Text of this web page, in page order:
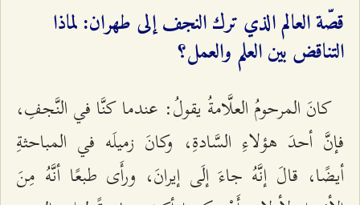
قصّة العالم الذي ترك النجف إلى طهران: لماذا
التناقض بين العلم والعمل؟
كانَ المرحومُ العلَّامةُ يقولُ: عندما كنَّا في النَّجفِ،
فإنَّ أحدَ هؤلاءِ السَّادةِ، وكانَ زميلَه في المباحثةِ
أيضًا، قالَ إنَّهُ جاءَ إلَى إيرانَ، ورأَى طبعًا أنَّهُ مِنَ